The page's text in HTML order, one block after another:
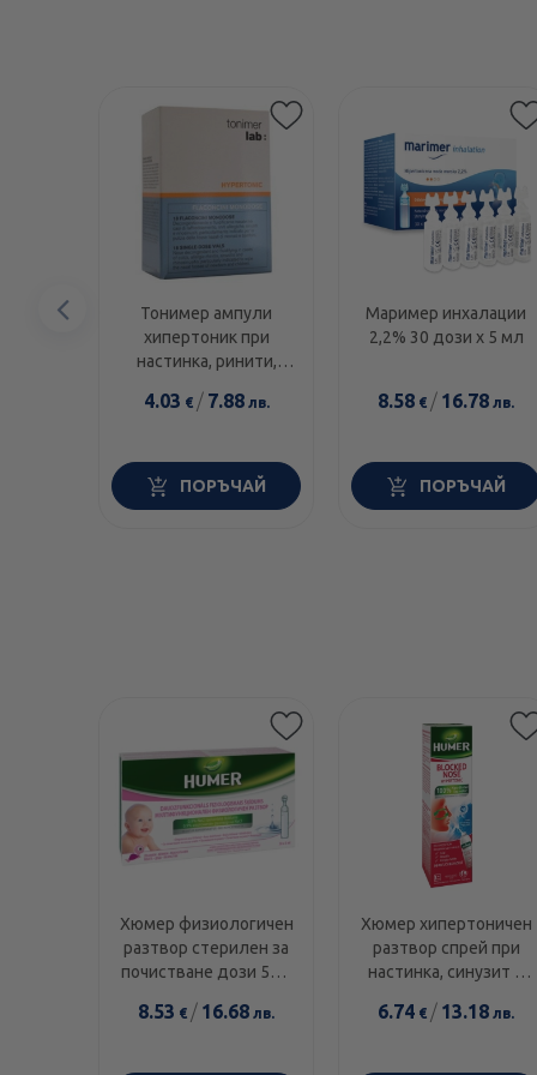
Тонимер ампули
хипертоник при
настинка, ринити,
х18
4.03 € / 7.88лв.
ПОРЪЧАЙ
Маример инхалации
2,2% 30 дози х 5 мл
8.58 € / 16.78 лв.
ПОРЪЧАЙ
Предишен
елемент
Хюмер физиологичен
разтвор стерилен за
почистванe дози 5мл
8.53 € / 16.68 лв.
Хюмер хипертоничен
разтвор спрей при
настинка, синузит и
50мл
6.74 € / 13.18 лв.